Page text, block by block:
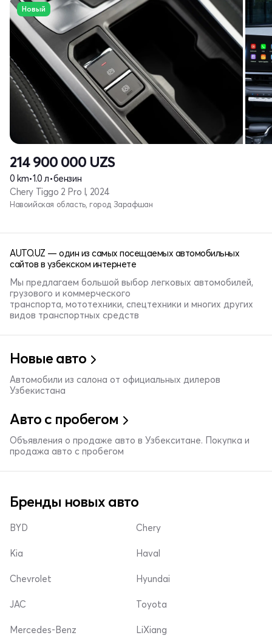
Новый
214 900 000 UZS
0 km•1.0 л•бензин
Chery Tiggo 2 Pro I, 2024
Навоийская область, город Зарафшан
AUTO.UZ — один из самых посещаемых автомобильных
сайтов в узбекском интернете
Мы предлагаем большой выбор легковых автомобилей,
грузового и коммерческого
транспорта, мототехники, спецтехники и многих других
видов транспортных средств
Новые авто
Автомобили из салона от официальных дилеров
Узбекистана
Авто с пробегом
Объявления о продаже авто в Узбекситане. Покупка и
продажа авто с пробегом
Бренды новых авто
BYD
Kia
Chevrolet
Chery
Haval
Hyundai
JAC
Mercedes-Benz
Toyota
LiXiang